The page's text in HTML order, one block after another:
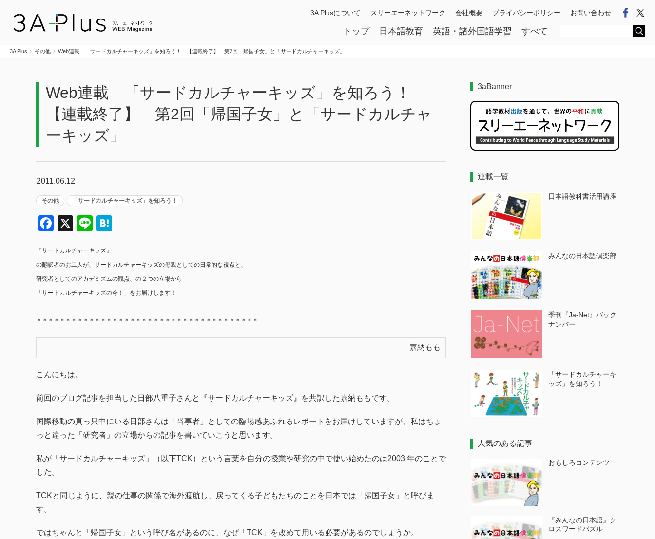
トップ 日本語教育 英語・諸外国語学習 すべて
3A Plusについて スリーエーネットワーク 会社概要 プライバシーポリシー お問い合わせ
3A Plus その他 Web連載 「サードカルチャーキッズ」を知ろう！ 【連載終了】 第2回「帰国子女」と「サードカルチャーキッズ」
Web連載 「サードカルチャーキッズ」を知ろう！
【連載終了】 第2回「帰国子女」と「サードカルチャ
ーキッズ」
2011.06.12
その他 「サードカルチャーキッズ」を知ろう！
Facebook
X Line
『サードカルチャーキッズ』
の翻訳者のお二人が、サードカルチャーキッズの母親としての日常的な視点と、
研究者としてのアカデミズムの観点、の２つの立場から
「サードカルチャーキッズの今！」をお届けします！
＊＊＊＊＊＊＊＊＊＊＊＊＊＊＊＊＊＊＊＊＊＊＊＊＊＊＊＊＊＊＊＊＊＊＊＊＊＊
嘉納もも
こんにちは。
前回のブログ記事を担当した日部八重子さんと『サードカルチャーキッズ』を共訳した嘉納ももです。
国際移動の真っ只中にいる日部さんは「当事者」としての臨場感あふれるレポートをお届けしていますが、私はちょ
っと違った「研究者」の立場からの記事を書いていこうと思います。
私が「サードカルチャーキッズ」（以下TCK）という言葉を自分の授業や研究の中で使い始めたのは2003 年のことで
した。
TCKと同じように、親の仕事の関係で海外渡航し、戻ってくる子どもたちのことを日本では「帰国子女」と呼びま
す。
ではちゃんと「帰国子女」という呼び名があるのに、なぜ「TCK」を改めて用いる必要があるのでしょうか。
3aBanner
連載一覧
日本語教科書活用講座
みんなの日本語倶楽部
季刊『Ja-Net』バック
ナンバー
「サードカルチャーキ
ッズ」を知ろう！
人気のある記事
おもしろコンテンツ
『みんなの日本語』ク
ロスワードパズル